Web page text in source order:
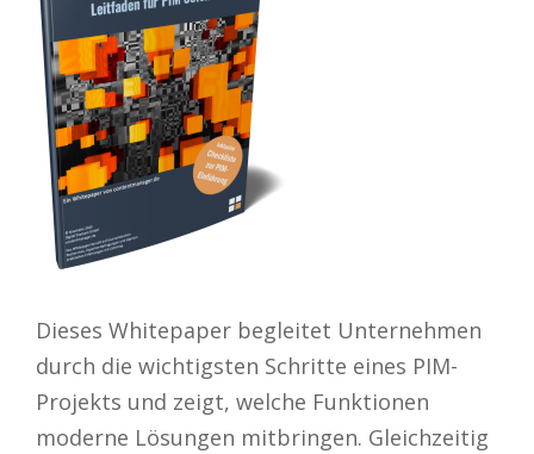
Dieses Whitepaper begleitet Unternehmen
durch die wichtigsten Schritte eines PIM-
Projekts und zeigt, welche Funktionen
moderne Lösungen mitbringen. Gleichzeitig